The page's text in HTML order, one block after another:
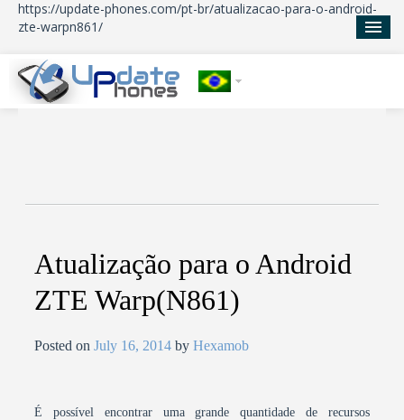
https://update-phones.com/pt-br/atualizacao-para-o-android-
zte-warpn861/
Atualização para o Android
ZTE Warp(N861)
Posted onJuly 16, 2014 byHexamob
É possível encontrar uma grande quantidade de recursos